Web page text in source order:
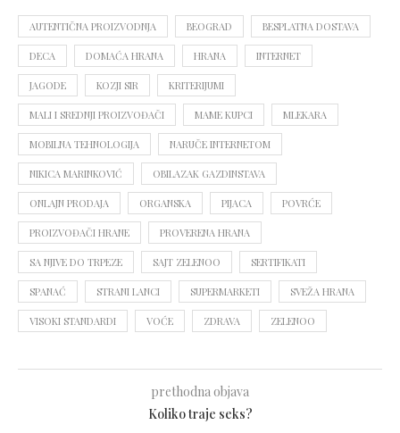
AUTENTIČNA PROIZVODNJA BEOGRAD BESPLATNA DOSTAVA
DECA DOMAĆA HRANA HRANA INTERNET
JAGODE KOZJI SIR KRITERIJUMI
MALI I SREDNJI PROIZVOĐAČI MAME KUPCI MLEKARA
MOBILNA TEHNOLOGIJA NARUČE INTERNETOM
NIKICA MARINKOVIĆ OBILAZAK GAZDINSTAVA
ONLAJN PRODAJA ORGANSKA PIJACA POVRĆE
PROIZVOĐAČI HRANE PROVERENA HRANA
SA NJIVE DO TRPEZE SAJT ZELENOO SERTIFIKATI
SPANAĆ STRANI LANCI SUPERMARKETI SVEŽA HRANA
VISOKI STANDARDI VOĆE ZDRAVA ZELENOO
prethodna objava
Koliko traje seks?